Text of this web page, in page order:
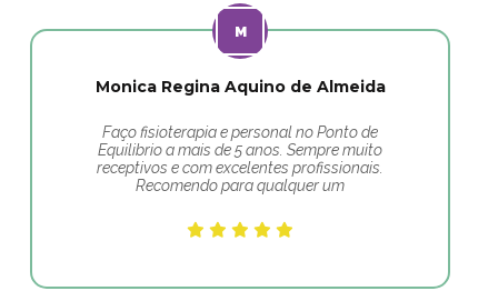
Monica Regina Aquino de Almeida
Faço fisioterapia e personal no Ponto de
Equilibrio a mais de 5 anos. Sempre muito
receptivos e com excelentes profissionais.
Recomendo para qualquer um